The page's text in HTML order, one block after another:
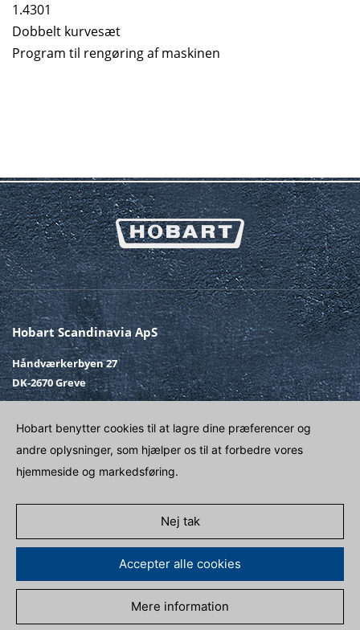
1.4301
Dobbelt kurvesæt
Program til rengøring af maskinen
Hobart Scandinavia ApS
Håndværkerbyen 27
DK-2670 Greve
Fax
+45 43 90 50 02
E-post
SALG@HOBART.DK
Venligst kontakt
PERSONDATA POLITIK IMPRINT
Hobart benytter cookies til at lagre dine præferencer og
andre oplysninger, som hjælper os til at forbedre vores
hjemmeside og markedsføring.
Nej tak
Accepter alle cookies
Mere information